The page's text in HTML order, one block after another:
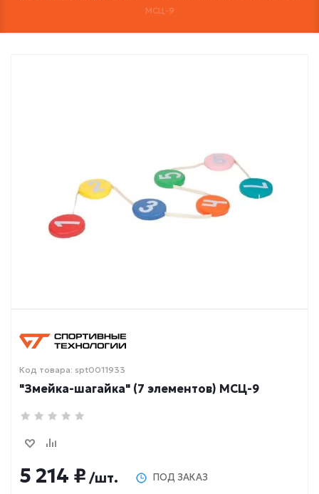
МСЦ-9
Код товара: spt0011933
"Змейка-шагайка" (7 элементов) МСЦ-9
5 214 ₽ /шт. ПОД ЗАКАЗ